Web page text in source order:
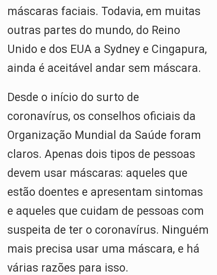
A
p
p
o
o
k
n
a
m
máscaras faciais. Todavia, em muitas
outras partes do mundo, do Reino
Unido e dos EUA a Sydney e Cingapura,
ainda é aceitável andar sem máscara.
Desde o início do surto de
coronavírus, os conselhos oficiais da
Organização Mundial da Saúde foram
claros. Apenas dois tipos de pessoas
devem usar máscaras: aqueles que
estão doentes e apresentam sintomas
e aqueles que cuidam de pessoas com
suspeita de ter o coronavírus. Ninguém
mais precisa usar uma máscara, e há
várias razões para isso.